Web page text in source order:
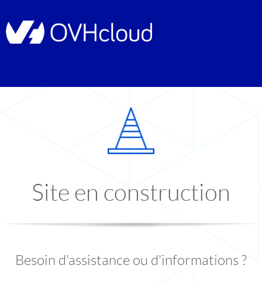
Site en construction
Besoin d'assistance ou d'informations ?